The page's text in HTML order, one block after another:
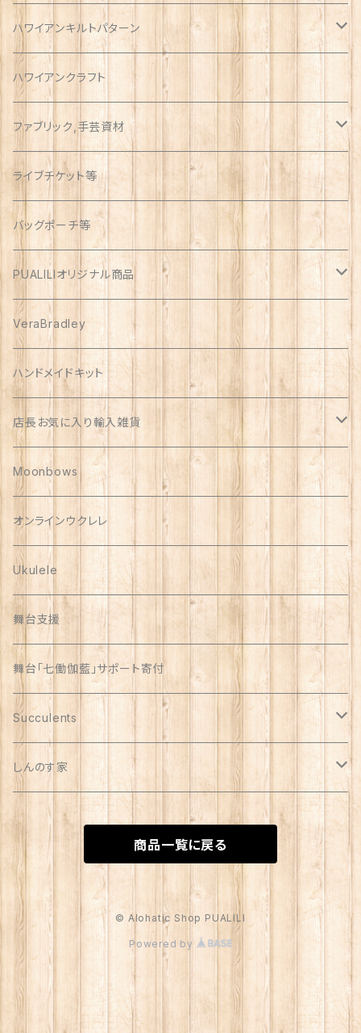
ハワイアンキルトパターン
ウォールサイズ（約1m）
ハワイアンクラフト
ファブリック,手芸資材
ハワイアン
オックス
アソート
ライブチケット等
バッグポーチ等
PUALILIオリジナル商品
プアリリグッズ
しんのす家グッズ
ハンドメイド品
VeraBradley
ハンドメイドキット
店長お気に入り輸入雑貨
Polish Pottery
Vera Bradley
Moonbows
オンラインウクレレ
Ukulele
舞台支援
舞台「七働伽藍」サポート寄付
Succulents
リメイク缶
自家製苗
苗
しんのす家
special
商品一覧に戻る
© Alohatic Shop PUALILI
Powered by